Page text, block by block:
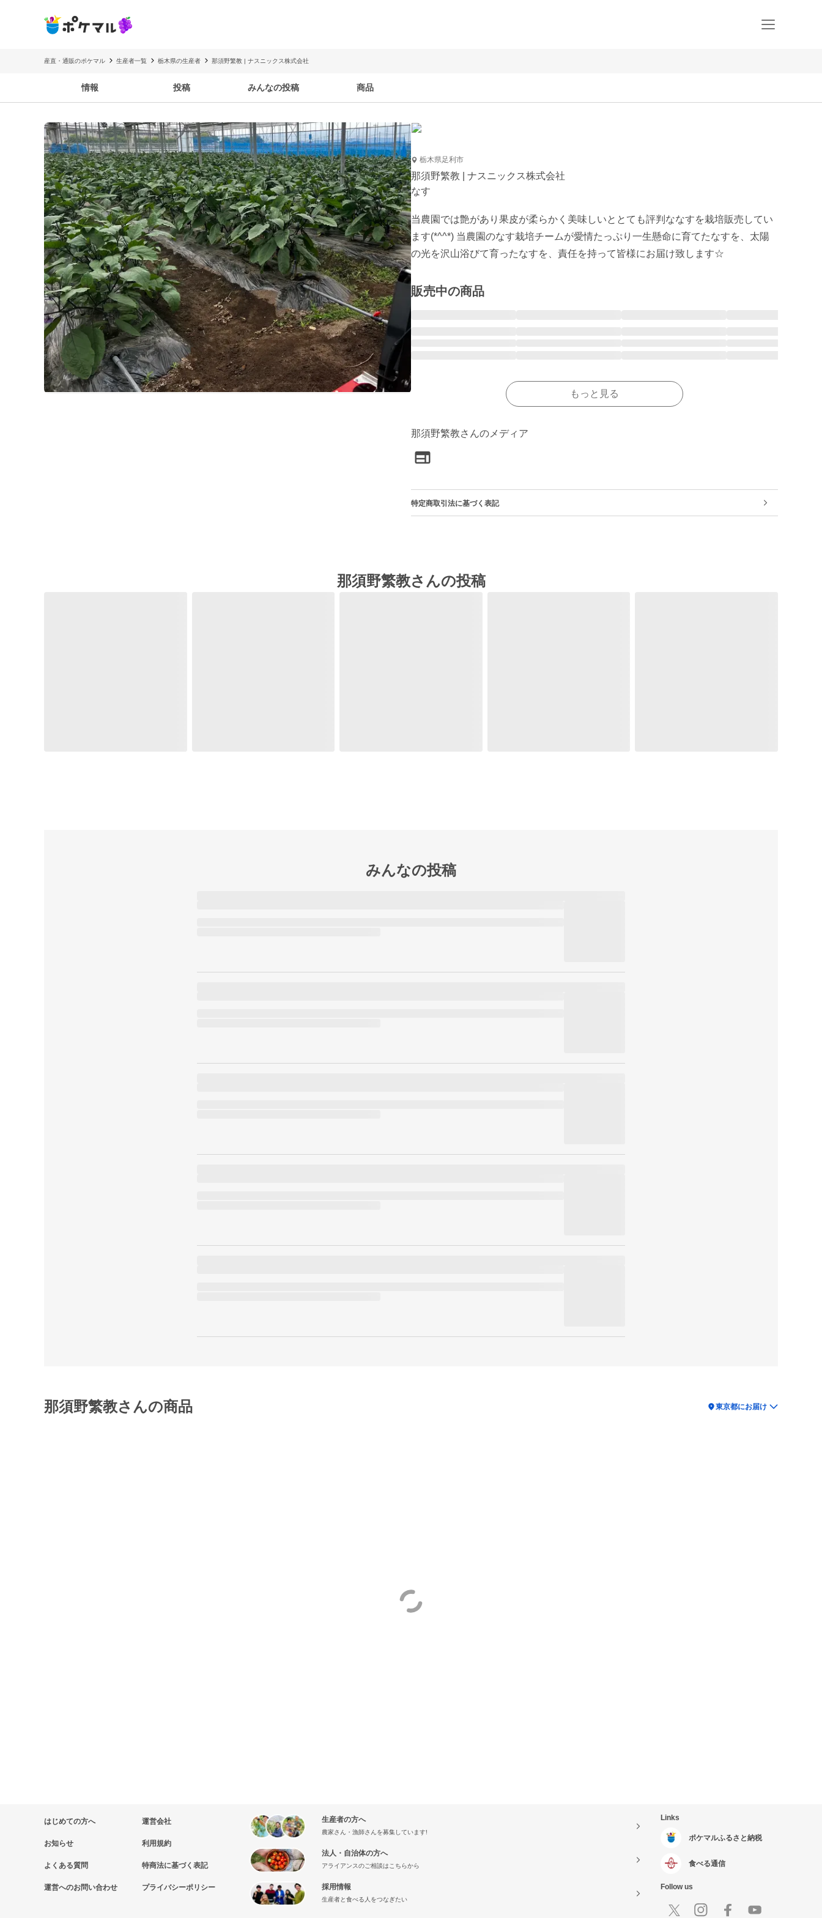
産直・通販のポケマル 生産者一覧 栃木県の生産者 那須野繁教 | ナスニックス株式会社
情報 投稿 みんなの投稿 商品
栃木県足利市
那須野繁教 | ナスニックス株式会社
なす
当農園では艶があり果皮が柔らかく美味しいととても評判ななすを栽培販売してい
ます(*^^*) 当農園のなす栽培チームが愛情たっぷり一生懸命に育てたなすを、太陽
の光を沢山浴びて育ったなすを、責任を持って皆様にお届け致します☆
販売中の商品
もっと見る
那須野繁教さんのメディア
特定商取引法に基づく表記
那須野繁教さんの投稿
みんなの投稿
那須野繁教さんの商品 location_on東京都にお届け
はじめての方へ
お知らせ
よくある質問
運営へのお問い合わせ
運営会社
利用規約
特商法に基づく表記
プライバシーポリシー
生産者の方へ
農家さん・漁師さんを募集しています!
法人・自治体の方へ
アライアンスのご相談はこちらから
採用情報
生産者と食べる人をつなぎたい
Links
ポケマルふるさと納税
食べる通信
Follow us